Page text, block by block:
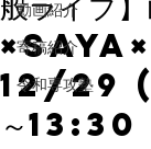
動画紹介
寄稿紹介
令和専攻塾
×saya×
12/29 (
～13:30